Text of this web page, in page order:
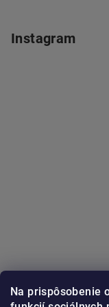
Na prispôsobenie
Instagram